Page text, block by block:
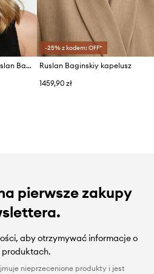
Ruslan Baginskiy kapelusz Ruslan Baginskiy Cowboy Hat with Leather Trim
-25% z kodem: OFF*
Ruslan Baginskiy kapelusz
1459,90 zł
pierwsze zakupy
aby otrzymywać informacje o
produktach.
nieprzecenione produkty i jest